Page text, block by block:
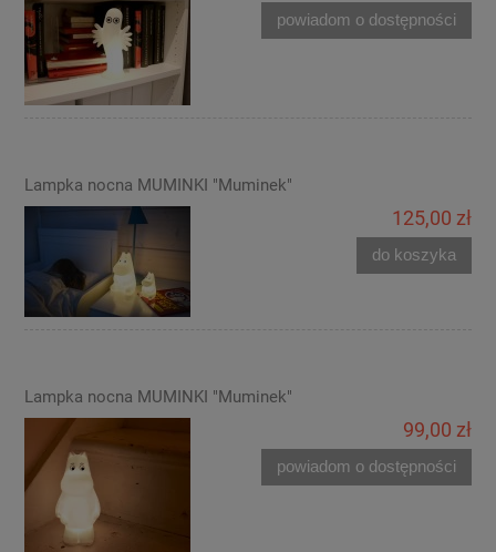
powiadom o dostępności
Lampka nocna MUMINKI "Muminek"
125,00 zł
do koszyka
Lampka nocna MUMINKI "Muminek"
99,00 zł
powiadom o dostępności